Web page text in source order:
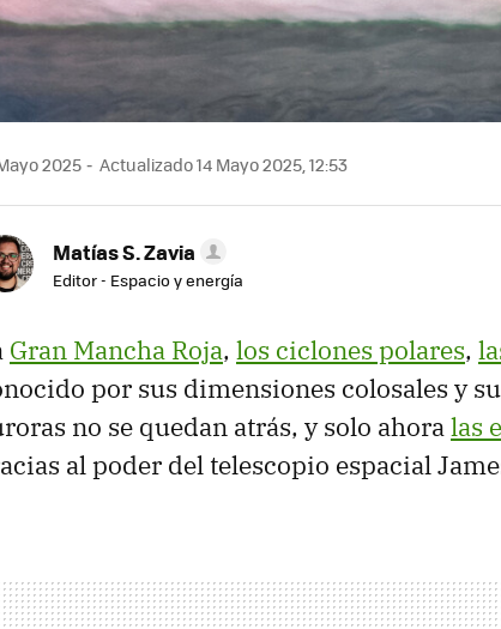
2025 Actualizado 14 Mayo 2025, 12:53
Matías S. Zavia
Editor - Espacio y energía
Gran Mancha Roja, los ciclones polares,
por sus dimensiones colosales y
no se quedan atrás, y solo ahoralas
al poder del telescopio espacial